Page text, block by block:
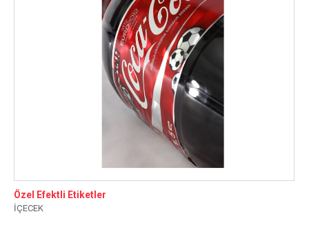
Özel Efektli Etiketler
İÇECEK